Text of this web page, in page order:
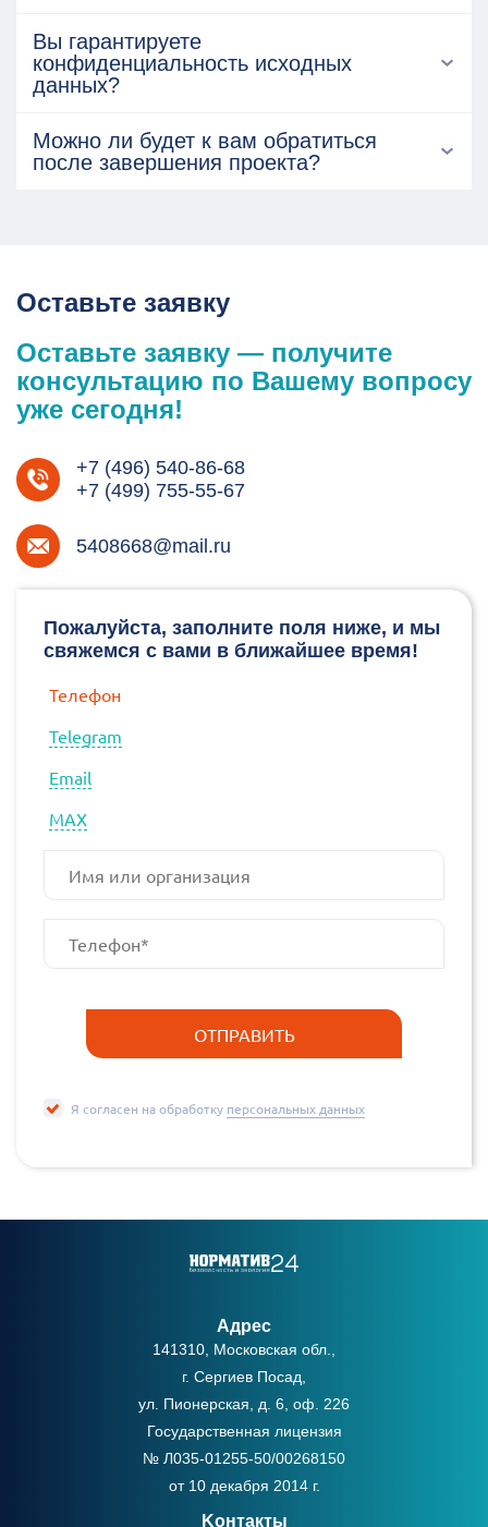
Вы гарантируете
конфиденциальность исходных
данных?
Можно ли будет к вам обратиться
после завершения проекта?
Оставьте заявку
Пожалуйста, заполните поля ниже, и мы
свяжемся с вами в ближайшее время!
Телефон
Telegram
Email
МАХ
Я согласен на обработку персональных данных
Оставьте заявку — получите
консультацию по Вашему вопросу
уже сегодня!
+7 (496) 540-86-68
+7 (499) 755-55-67
5408668@mail.ru
Адрес
141310, Московская обл.,
г. Сергиев Посад,
ул. Пионерская, д. 6, оф. 226
Государственная лицензия
№ Л035-01255-50/00268150
от 10 декабря 2014 г.
Kонтакты